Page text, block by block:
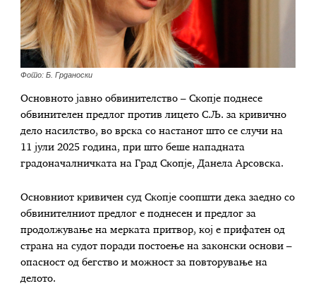
Фото: Б. Грданоски
Основното јавно обвинителство – Скопје поднесе
обвинителен предлог против лицето С.Љ. за кривично
дело насилство, во врска со настанот што се случи на
11 јули 2025 година, при што беше нападната
градоначалничката на Град Скопје, Данела Арсовска.
Основниот кривичен суд Скопје соопшти дека заедно со
обвинителниот предлог е поднесен и предлог за
продолжување на мерката притвор, кој е прифатен од
страна на судот поради постоење на законски основи –
опасност од бегство и можност за повторување на
делото.